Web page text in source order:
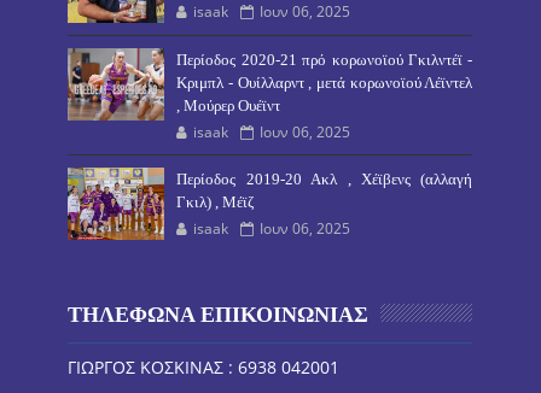
isaak Ιουν 06, 2025
Περίοδος 2020-21 πρό κορωνοϊού Γκιλντέϊ -
Κριμπλ - Ουίλλαρντ , μετά κορωνοϊού Λέϊντελ
, Μούρερ Ουέϊντ
isaak Ιουν 06, 2025
Περίοδος 2019-20 Ακλ , Χέϊβενς (αλλαγή
Γκιλ) , Μέϊζ
isaak Ιουν 06, 2025
ΤΗΛΕΦΩΝΑ ΕΠΙΚΟΙΝΩΝΙΑΣ
ΓΙΩΡΓΟΣ ΚΟΣΚΙΝΑΣ : 6938 042001